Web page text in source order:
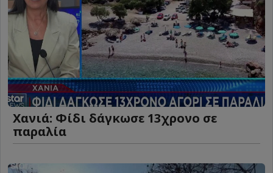
Χανιά: Φίδι δάγκωσε 13χρονο σε
παραλία